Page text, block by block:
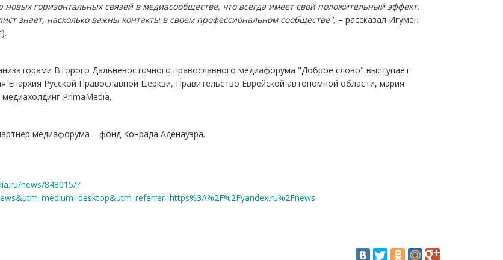
новых горизонтальных связей в медиасообществе, что всегда имеет свой положительный эффект.
знает, насколько важны контакты в своем профессиональном сообществе", – рассказал Игумен
Второго Дальневосточного православного медиафорума "Доброе слово" выступает
Епархия Русской Православной Церкви, Правительство Еврейской автономной области, мэрия
PrimaMedia.
медиафорума – фонд Конрада Аденауэра.
news/848015/?